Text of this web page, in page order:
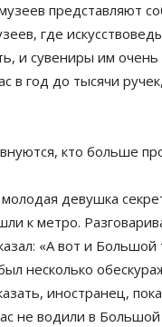
представляют
где
и сувениры им
в год до тысячи
кто больше
девушка
к метро.
«А вот и
несколько
иностранец,
не водили в